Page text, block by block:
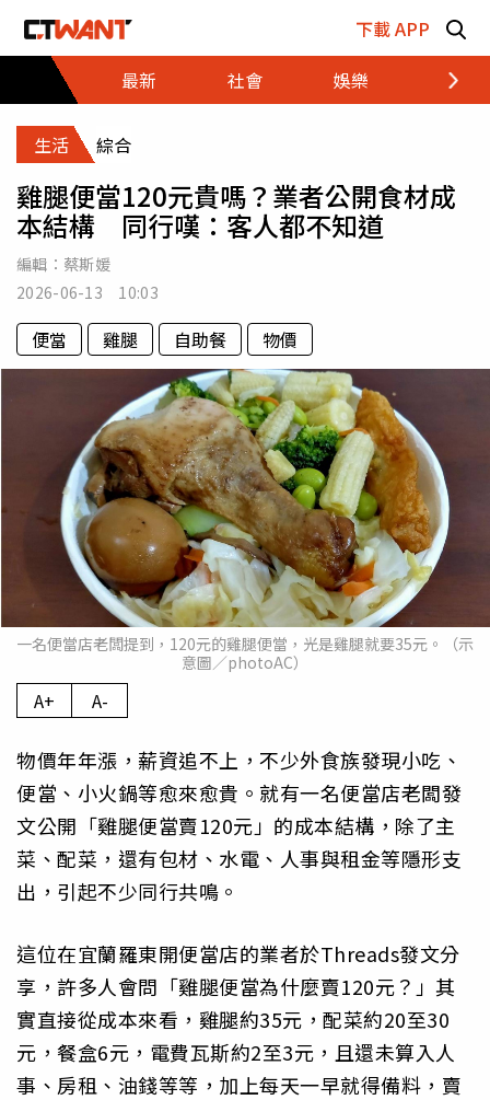
下載 APP
最新
社會 娛樂 財經
生活 綜合
雞腿便當120元貴嗎？業者公開食材成
本結構 同行嘆：客人都不知道
編輯： 蔡斯媛
2026-06-13 10:03
便當 雞腿 自助餐 物價
一名便當店老闆提到，120元的雞腿便當，光是雞腿就要35元。（示
意圖／photoAC）
A+ A-
物價年年漲，薪資追不上，不少外食族發現小吃、
便當、小火鍋等愈來愈貴。就有一名便當店老闆發
文公開「雞腿便當賣120元」的成本結構，除了主
菜、配菜，還有包材、水電、人事與租金等隱形支
出，引起不少同行共鳴。
這位在宜蘭羅東開便當店的業者於Threads發文分
享，許多人會問「雞腿便當為什麼賣120元？」其
實直接從成本來看，雞腿約35元，配菜約20至30
元，餐盒6元，電費瓦斯約2至3元，且還未算入人
事、房租、油錢等等，加上每天一早就得備料，賣